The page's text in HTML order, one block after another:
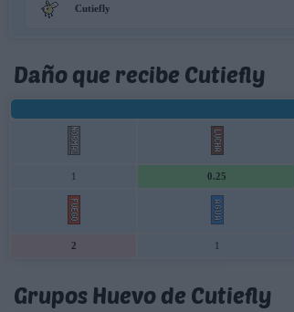
Cutiefly
Daño que recibe Cutiefly
1 0.25
2 1
Grupos Huevo de Cutiefly